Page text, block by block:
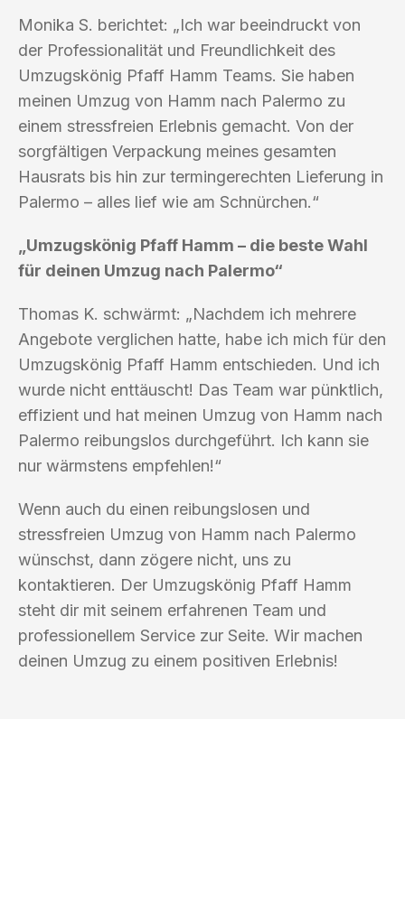
Monika S. berichtet: „Ich war beeindruckt von
der Professionalität und Freundlichkeit des
Umzugskönig Pfaff Hamm Teams. Sie haben
meinen Umzug von Hamm nach Palermo zu
einem stressfreien Erlebnis gemacht. Von der
sorgfältigen Verpackung meines gesamten
Hausrats bis hin zur termingerechten Lieferung in
Palermo – alles lief wie am Schnürchen.“
„Umzugskönig Pfaff Hamm – die beste Wahl
für deinen Umzug nach Palermo“
Thomas K. schwärmt: „Nachdem ich mehrere
Angebote verglichen hatte, habe ich mich für den
Umzugskönig Pfaff Hamm entschieden. Und ich
wurde nicht enttäuscht! Das Team war pünktlich,
effizient und hat meinen Umzug von Hamm nach
Palermo reibungslos durchgeführt. Ich kann sie
nur wärmstens empfehlen!“
Wenn auch du einen reibungslosen und
stressfreien Umzug von Hamm nach Palermo
wünschst, dann zögere nicht, uns zu
kontaktieren. Der Umzugskönig Pfaff Hamm
steht dir mit seinem erfahrenen Team und
professionellem Service zur Seite. Wir machen
deinen Umzug zu einem positiven Erlebnis!